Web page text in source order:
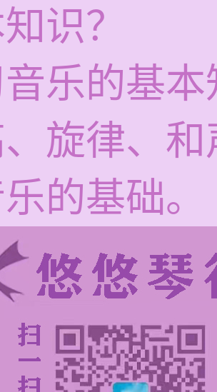
识？
乐的基
旋律、
的基础。